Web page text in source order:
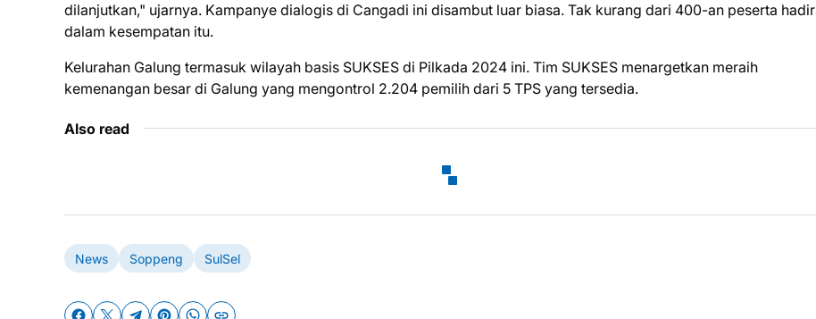
dilanjutkan," ujarnya. Kampanye dialogis di Cangadi ini disambut luar biasa. Tak kurang dari 400-an peserta hadir
dalam kesempatan itu.
Kelurahan Galung termasuk wilayah basis SUKSES di Pilkada 2024 ini. Tim SUKSES menargetkan meraih
kemenangan besar di Galung yang mengontrol 2.204 pemilih dari 5 TPS yang tersedia.
Also read
News Soppeng SulSel